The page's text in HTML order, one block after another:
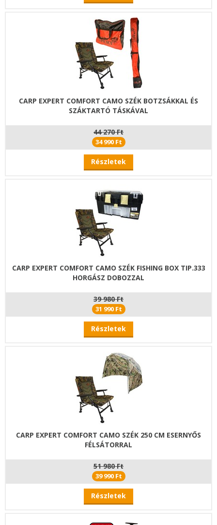
CARP EXPERT COMFORT CAMO SZÉK BOTZSÁKKAL ÉS
SZÁKTARTÓ TÁSKÁVAL
44 270 Ft
34 990 Ft
Részletek
CARP EXPERT COMFORT CAMO SZÉK FISHING BOX TIP.333
HORGÁSZ DOBOZZAL
39 980 Ft
31 990 Ft
Részletek
CARP EXPERT COMFORT CAMO SZÉK 250 CM ESERNYŐS
FÉLSÁTORRAL
51 980 Ft
39 990 Ft
Részletek